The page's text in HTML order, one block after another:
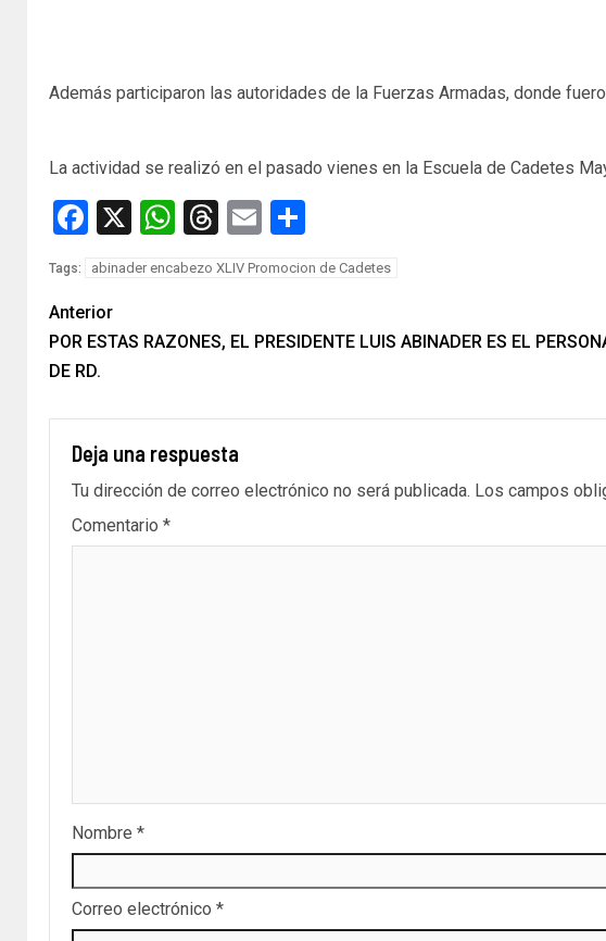
Además participaron las autoridades de la Fuerzas Armadas, donde
La actividad se realizó en el pasado vienes en la Escuela de Cadetes
Facebook
X WhatsApp
Threads
Email
Tags: abinader encabezo XLIV Promocion de Cadetes
Anterior
POR ESTAS RAZONES, EL PRESIDENTE LUIS ABINADER ES EL
DE RD.
Deja una respuesta
Tu dirección de correo electrónico no será publicada. Los campos
Comentario *
Nombre *
Correo electrónico *